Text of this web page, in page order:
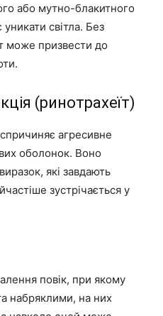
або мутно-блакитного
уникати світла. Без
може призвести до
(ринотрахеїт)
агресивне
оболонок. Воно
які завдають
зустрічається у
повік, при якому
набряклими, на них